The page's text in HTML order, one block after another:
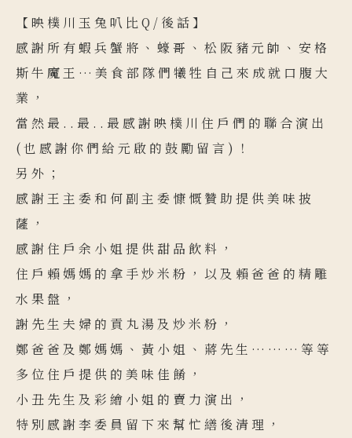
【映樸川玉兔叭比Q/後話】
感謝所有蝦兵蟹將、蠔哥、松阪豬元帥、安格
斯牛魔王…美食部隊們犧牲自己來成就口腹大
業，
當然最..最..最感謝映樸川住戶們的聯合演出
(也感謝你們給元啟的鼓勵留言)！
另外；
感謝王主委和何副主委慷慨贊助提供美味披
薩，
感謝住戶余小姐提供甜品飲料，
住戶賴媽媽的拿手炒米粉，以及賴爸爸的精雕
水果盤，
謝先生夫婦的貢丸湯及炒米粉，
鄭爸爸及鄭媽媽、黃小姐、蔣先生………等等
多位住戶提供的美味佳餚，
小丑先生及彩繪小姐的賣力演出，
特別感謝李委員留下來幫忙繕後清理，